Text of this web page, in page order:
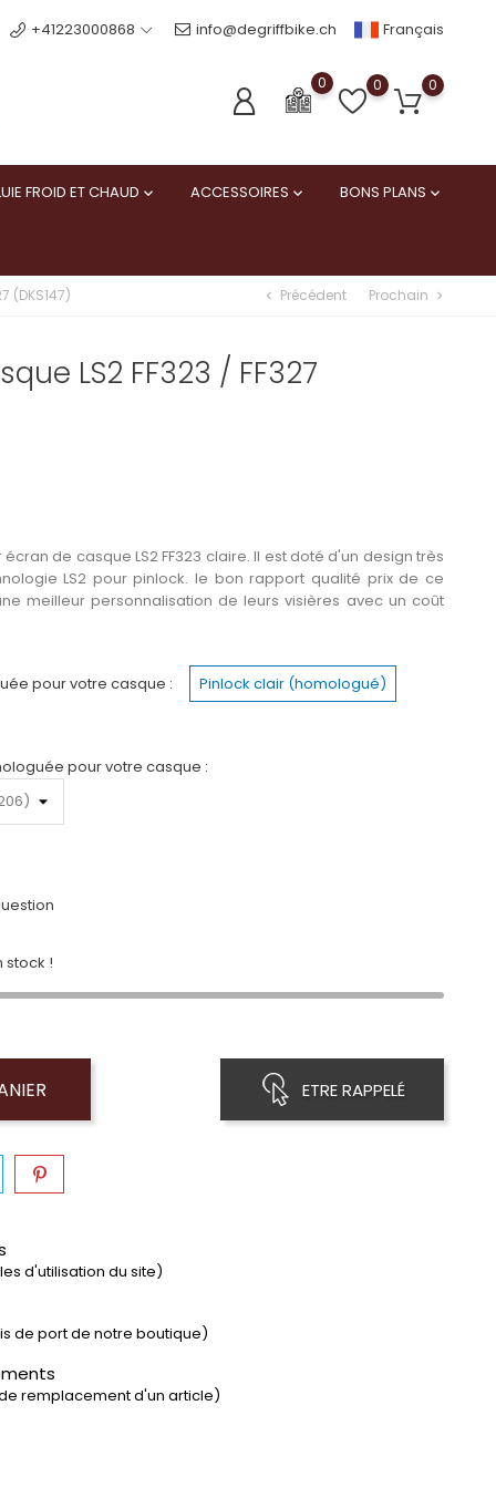
+41223000868 info@degriffbike.ch Français
0 0 0
FROID ET CHAUD  ACCESSOIRES  BONS PLANS 
(DKS147) chevron_left Précédent Prochain chevron_right
LS2 FF323 / FF327
de casque LS2 FF323 claire. Il est doté d'un design très
LS2 pour pinlock. le bon rapport qualité prix de ce
meilleur personnalisation de leurs visières avec un coût
pour votre casque : Pinlock clair (homologué)
pour votre casque :
stock !
ETRE RAPPELÉ
d'utilisation du site)
de port de notre boutique)
remplacement d'un article)